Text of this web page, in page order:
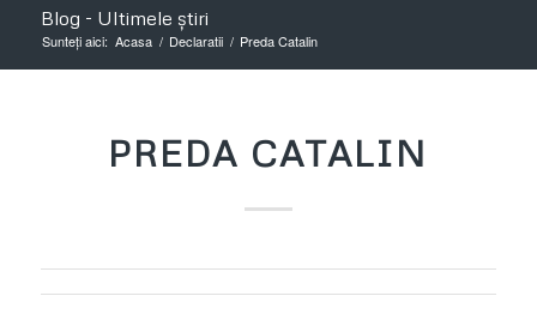
Blog - Ultimele știri
Sunteți aici: Acasa / Declaratii / Preda Catalin
PREDA CATALIN